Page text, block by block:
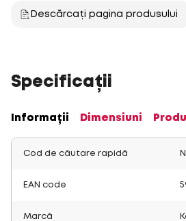
Descărcați pagina produsului
Specificații
Informații Dimensiuni
Cod de căutare rapidă
EAN code
Marcă